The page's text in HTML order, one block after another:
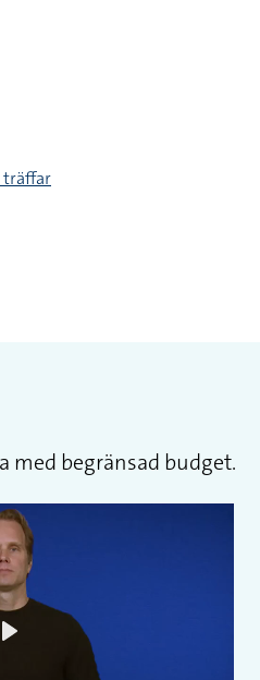
träffar
med begränsad budget.